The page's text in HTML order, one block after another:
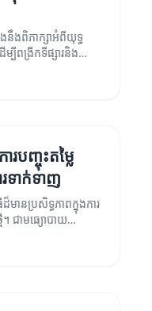
ងនឹងពិភាក្សាអំពីយុទ្ធ
ើម្បីពង្រីកទីផ្សារនិង
របញ្ចុះតម្លៃ
រទាក់ទាញ
ដ៏មានប្រសិទ្ធភាពក្នុងការ
ជាមធ្យោបាយ
ឋបាលទំនិញ និងសេវា